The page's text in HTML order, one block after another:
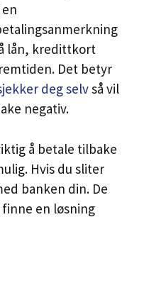
lån, kredittkort
Det betyr
deg selvså vil
negativ.
å betale tilbake
Hvis du sliter
banken din. De
en løsning